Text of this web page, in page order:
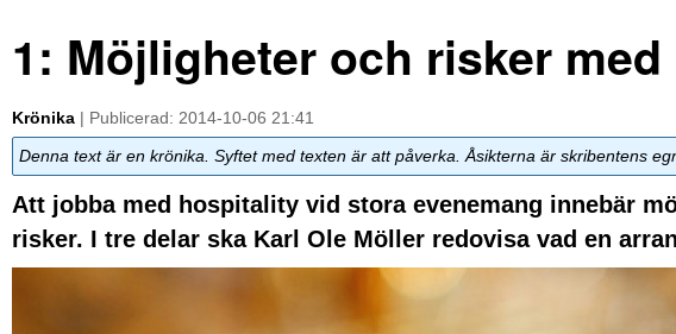
1: Möjligheter och risker
Krönika | Publicerad: 2014-10-06 21:41
Denna text är en krönika. Syftet med texten är att påverka. Åsikterna är skribentens
Att jobba med hospitality vid stora evenemang innebär
risker. I tre delar ska Karl Ole Möller redovisa vad en